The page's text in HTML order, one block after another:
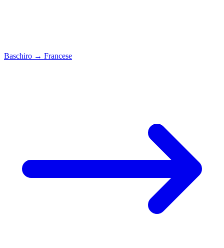
Baschiro → Francese